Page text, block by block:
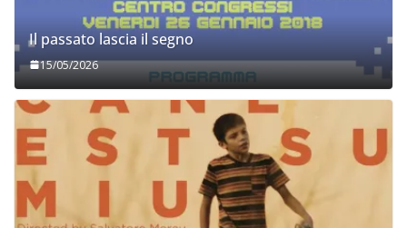
Il passato lascia il segno
15/05/2026